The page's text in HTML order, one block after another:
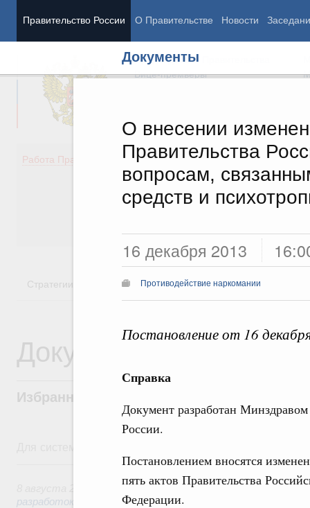
Правительство России О Правительстве Новости
Документы
О внесении
Правительства
вопросам,
средств и
16 декабря 2013
Противодействие наркомании
Постановление от 16
Справка
Документ разработан Минздравом
России.
Постановлением вносятся
пять актов Правительства
Федерации.
Председатель Правительства
Вице-премьеры
Работа Правительства
Демография
Здоровье
Образование
Культура
Государство
Стратегии Государственные программы
Документы
Избранные документы со справками к
8 августа, суббота
Государственная политика в сфере
разработок